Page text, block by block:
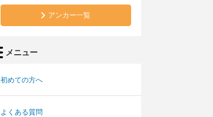
アンカー一覧
メニュー
初めての方へ
よくある質問